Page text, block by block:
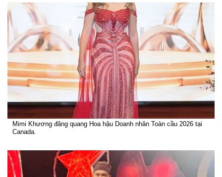
Mimi Khương đăng quang Hoa hậu Doanh nhân Toàn cầu 2026 tại
Canada.